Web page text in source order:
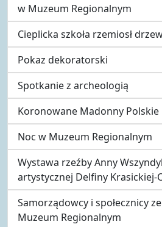
w Muzeum Regionalnym
Cieplicka szkoła rzemiosł
Pokaz dekoratorski
Spotkanie z archeologią
Koronowane Madonny Polskie
Noc w Muzeum Regionalnym
Wystawa rzeźby Anny
artystycznej Delfiny Krasickiej-
Samorządowcy i społecznicy
Muzeum Regionalnym